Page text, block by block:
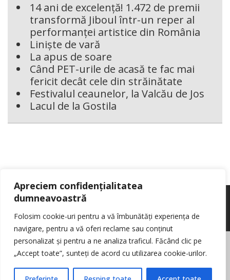
Apreciem confidențialitatea
dumneavoastră
Folosim cookie-uri pentru a vă îmbunătăți experiența de
navigare, pentru a vă oferi reclame sau conținut
personalizat și pentru a ne analiza traficul. Făcând clic pe
„Accept toate”, sunteți de acord cu utilizarea cookie-urilor.
14 ani de excelență! 1.472 de premii
transformă Jiboul într-un reper al
performanței artistice din România
Liniște de vară
La apus de soare
Când PET-urile de acasă te fac mai
fericit decât cele din străinătate
Festivalul ceaunelor, la Valcău de Jos
Lacul de la Gostila
© Reporter pur si simplu
Politica de cookie-
uri
Nota de informare cu privire la prelucrarea de date personale